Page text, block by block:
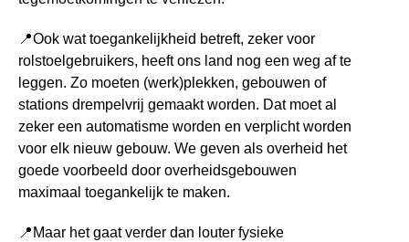
📍Ook wat toegankelijkheid betreft, zeker voor
rolstoelgebruikers, heeft ons land nog een weg af te
leggen. Zo moeten (werk)plekken, gebouwen of
stations drempelvrij gemaakt worden. Dat moet al
zeker een automatisme worden en verplicht worden
voor elk nieuw gebouw. We geven als overheid het
goede voorbeeld door overheidsgebouwen
maximaal toegankelijk te maken.
📍 Maar het gaat verder dan louter fysieke